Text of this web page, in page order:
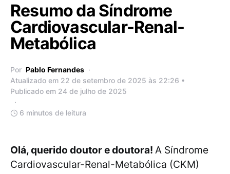
Resumo da Síndrome
Cardiovascular-Renal-
Metabólica
Por Pablo Fernandes
Atualizado em 22 de setembro de 2025 às 22:26 •
Publicado em 24 de julho de 2025
6 minutos de leitura
Olá, querido doutor e doutora! A Síndrome
Cardiovascular-Renal-Metabólica (CKM)